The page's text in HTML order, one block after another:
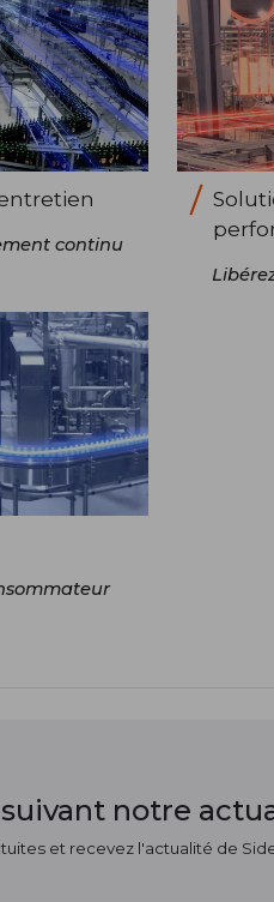
continu
notre
et recevez l'actualité de